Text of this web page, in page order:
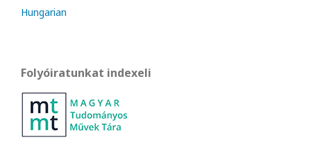
Hungarian
Folyóiratunkat indexeli